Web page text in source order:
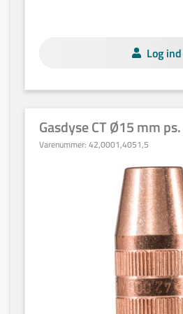
Log ind
Gasdyse CT Ø15 mm
Varenummer: 42,0001,4051,5